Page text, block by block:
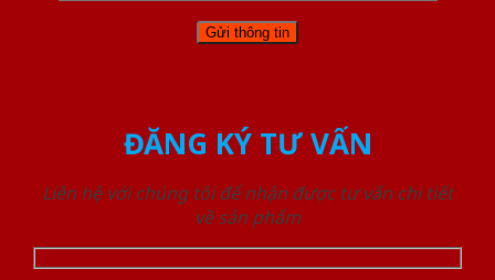
ĐĂNG KÝ TƯ VẤN
Liên hệ với chúng tôi để nhận được tư vấn chi tiết
về sản phẩm